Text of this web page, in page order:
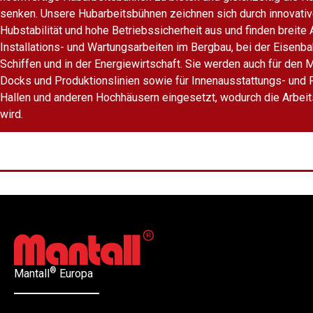
senken. Unsere Hubarbeitsbühnen zeichnen sich durch
Hubstabilität und hohe Betriebssicherheit aus und finden breite
Installations- und Wartungsarbeiten im Bergbau, bei der
Schiffen und in der Energiewirtschaft. Sie werden auch für den
Docks und Produktionslinien sowie für Innenausstattungs- und
Hallen und anderen Hochhäusern eingesetzt, wodurch die
wird.
Mantall® Europa